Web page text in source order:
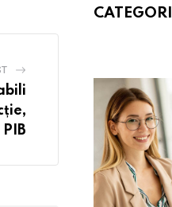
CATEGORII